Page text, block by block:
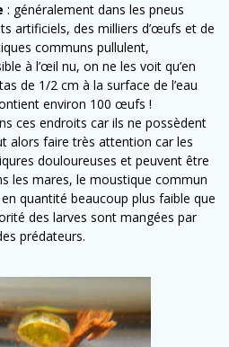
: généralement dans les pneus
artificiels, des milliers d’œufs et de
communs pullulent,
à l’œil nu, on ne les voit qu’en
de 1/2 cm à la surface de l’eau
environ 100 œufs !
ces endroits car ils ne possèdent
alors faire très attention car les
douloureuses et peuvent être
les mares, le moustique commun
quantité beaucoup plus faible que
des larves sont mangées par
prédateurs.